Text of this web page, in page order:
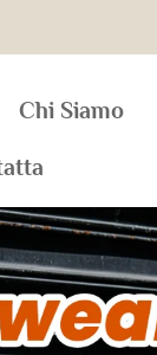
Chi Siamo